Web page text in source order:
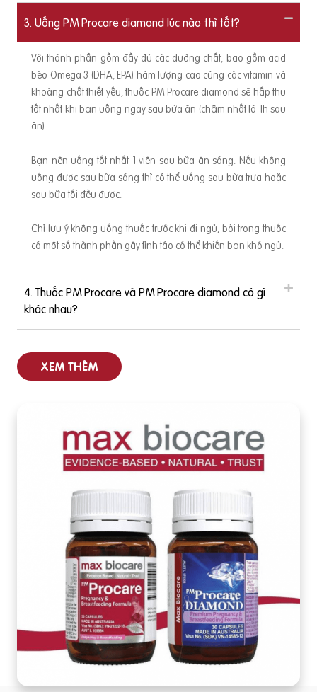
3. Uống PM Procare diamond lúc nào thì tốt?
Với thành phần gồm đầy đủ các dưỡng chất, bao gồm acid
béo Omega 3 (DHA, EPA) hàm lượng cao cùng các vitamin và
khoáng chất thiết yếu, thuốc PM Procare diamond sẽ hấp thu
tốt nhất khi bạn uống ngay sau bữa ăn (chậm nhất là 1h sau
ăn).
Bạn nên uống tốt nhất 1 viên sau bữa ăn sáng. Nếu không
uống được sau bữa sáng thì có thể uống sau bữa trưa hoặc
sau bữa tối đều được.
Chỉ lưu ý không uống thuốc trước khi đi ngủ, bởi trong thuốc
có một số thành phần gây tỉnh táo có thể khiến bạn khó ngủ.
4. Thuốc PM Procare và PM Procare diamond có gì
khác nhau?
XEM THÊM